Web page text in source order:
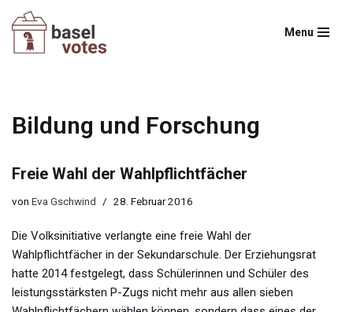
Zum
Menu
Bildung und Forschung
Freie Wahl der Wahlpflichtfächer
von Eva Gschwind 28. Februar 2016
Die Volksinitiative verlangte eine freie Wahl der
Wahlpflichtfächer in der Sekundarschule. Der Erziehungsrat
hatte 2014 festgelegt, dass Schülerinnen und Schüler des
leistungsstärksten P-Zugs nicht mehr aus allen sieben